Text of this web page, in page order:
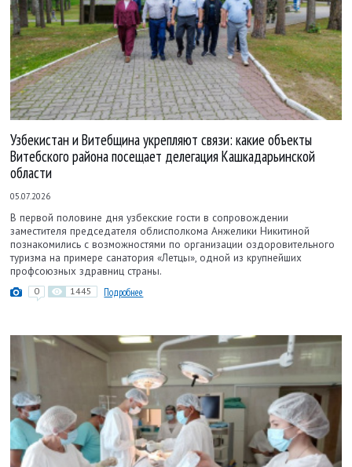
Узбекистан и Витебщина укрепляют связи: какие объекты
Витебского района посещает делегация Кашкадарьинской
области
05.07.2026
В первой половине дня узбекские гости в сопровождении
заместителя председателя облисполкома Анжелики Никитиной
познакомились с возможностями по организации оздоровительного
туризма на примере санатория «Летцы», одной из крупнейших
профсоюзных здравниц страны.
0 1445 Подробнее